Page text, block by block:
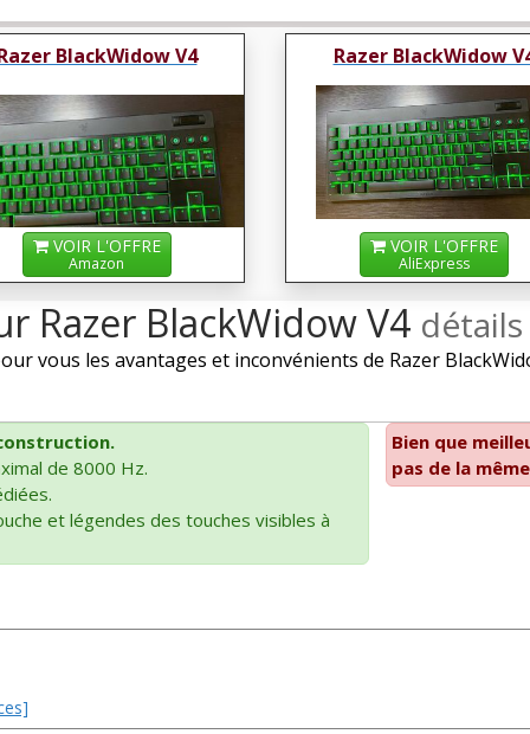
BlackWidow V4
VOIR L'OFFRE
Amazon
Razer BlackWidow
VOIR L'OFFRE
AliExpress
Razer BlackWidow V4
vous les avantages et inconvénients de Razer
de 8000 Hz.
et légendes des touches visibles à
Bien que
pas de la